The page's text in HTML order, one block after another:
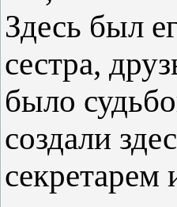
Здесь был
сестра,
было
создали
секретарем